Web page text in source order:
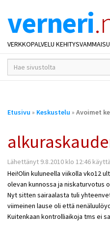
verneri
VERKKOPALVELU
hakusana(t)
*
Olet
Etusivu » Keskustelu » Avoimet
Lähettänyt 9.8.2010 klo 12:46
Hei!Olin kuluneella viikolla vko12
olevan kunnossa ja niskaturvotus
Nyt sitten sairaalasta tuli
viimeinen lause oli että
Kuitenkaan kontrolliaikoja tms ei